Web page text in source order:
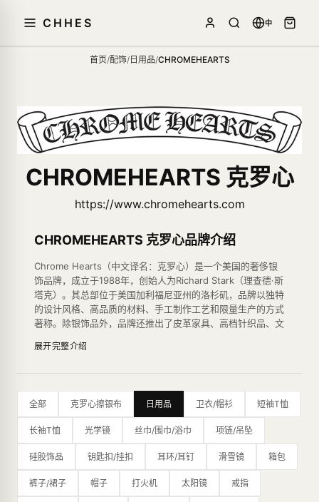
CHHES 中
首页/配饰/日用品/CHROMEHEARTS
CHROMEHEARTS 克罗心
https://www.chromehearts.com
CHROMEHEARTS 克罗心品牌介绍
Chrome Hearts（中文译名：克罗心）是一个美国的奢侈银
饰品牌，成立于1988年，创始人为Richard Stark（理查德·斯
塔克）。其总部位于美国加利福尼亚州的洛杉矶，品牌以独特
的设计风格、高品质的材料、手工制作工艺和限量生产的方式
著称。除银饰品外，品牌还推出了皮革家具、高档针织品、文
Chrome Hearts的设计风格独具特色，主要运用了滑稽、嘲
了高品质的925纯银，其产品在银饰品行业享有盛誉。此外，
品牌还推出了珠宝系列，使用了白金、钻石等高档材料，展现
了其奢华品质。
Chrome Hearts的限量生产方式也是品牌的特点之一，每一
款产品都是经过设计师精心设计、手工制作，数量极其有限。
更加稀有和有价值。
除了其独特的设计风格和高品质的材料，Chrome Hearts在
展开完整介绍
全部 克罗心擦银布 日用品 卫衣/帽衫 短袖T恤
长袖T恤 光学镜 丝巾/围巾/浴巾 项链/吊坠
硅胶饰品 钥匙扣/挂扣 耳环/耳钉 滑雪镜 箱包
裤子/裙子 帽子 打火机 太阳镜 戒指